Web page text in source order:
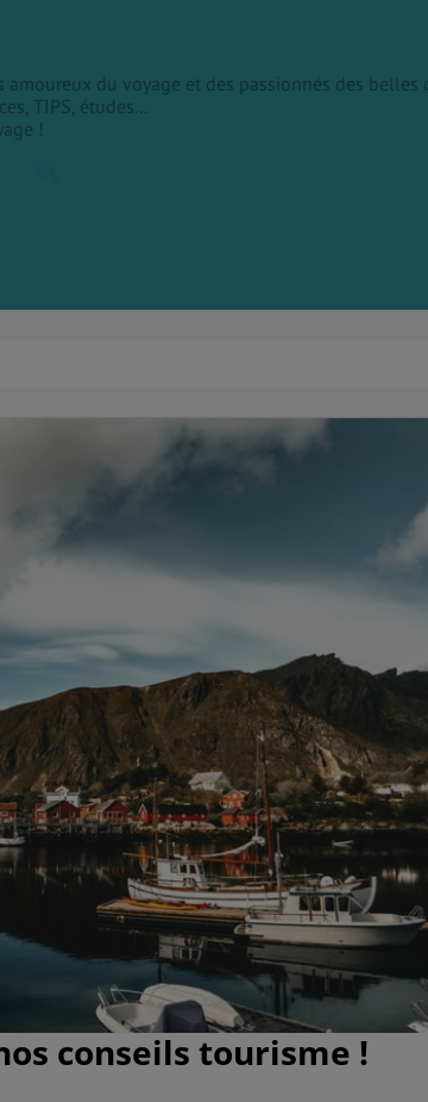
amoureux du voyage et des passionnés des belles
TIPS, études...
!
conseils tourisme !